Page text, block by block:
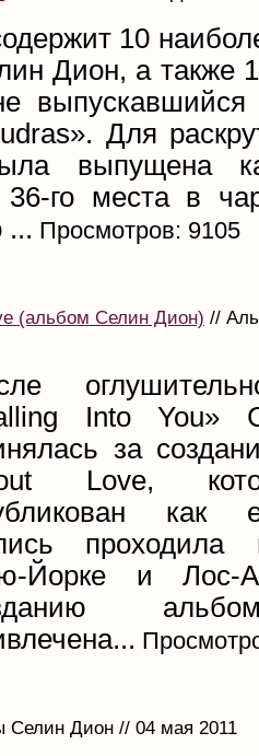
10
Дион, а также
Для
выпущена
36-го места в
... Просмотров: 9105
(альбом Селин Дион) //
Into You»
за
Love,
как
проходила
Йорке и Лос-
Селин Дион // 04 мая 2011